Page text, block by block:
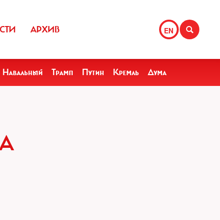
EN
АРХИВ
Навальный Трамп Путин Кремль Дума